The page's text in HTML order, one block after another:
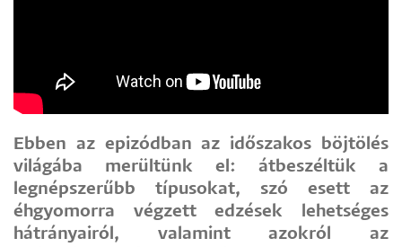
Ebben az epizódban az időszakos böjtölés
világába merültünk el: átbeszéltük a
legnépszerűbb típusokat, szó esett az
éhgyomorra végzett edzések lehetséges
hátrányairól, valamint azokról az